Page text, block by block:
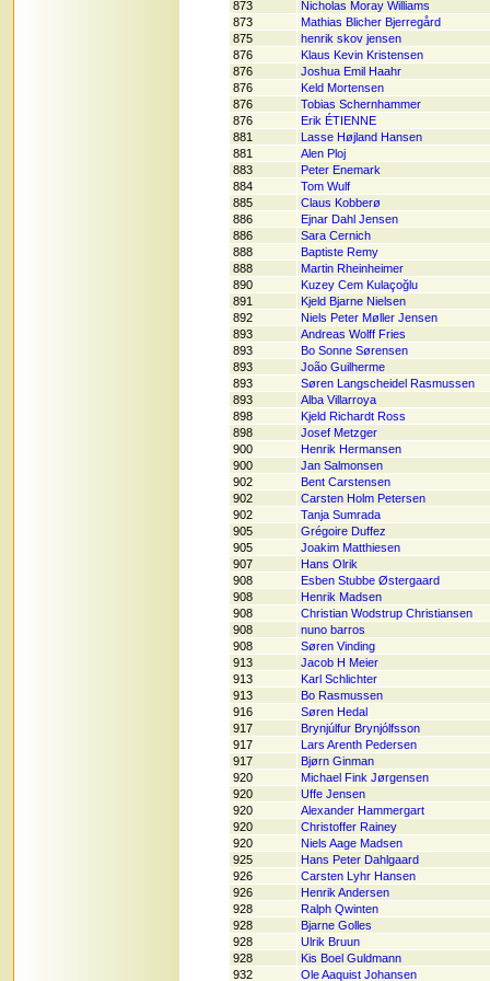
873
Nicholas Moray Williams
873
Mathias Blicher Bjerregård
875
henrik skov jensen
876
Klaus Kevin Kristensen
876
Joshua Emil Haahr
876
Keld Mortensen
876
Tobias Schernhammer
876
Erik ÉTIENNE
881
Lasse Højland Hansen
881
Alen Ploj
883
Peter Enemark
884
Tom Wulf
885
Claus Kobberø
886
Ejnar Dahl Jensen
886
Sara Cernich
888
Baptiste Remy
888
Martin Rheinheimer
890
Kuzey Cem Kulaçoğlu
891
Kjeld Bjarne Nielsen
892
Niels Peter Møller Jensen
893
Andreas Wolff Fries
893
Bo Sonne Sørensen
893
João Guilherme
893
Søren Langscheidel Rasmussen
893
Alba Villarroya
898
Kjeld Richardt Ross
898
Josef Metzger
900
Henrik Hermansen
900
Jan Salmonsen
902
Bent Carstensen
902
Carsten Holm Petersen
902
Tanja Sumrada
905
Grégoire Duffez
905
Joakim Matthiesen
907
Hans Olrik
908
Esben Stubbe Østergaard
908
Henrik Madsen
908
Christian Wodstrup Christiansen
908
nuno barros
908
Søren Vinding
913
Jacob H Meier
913
Karl Schlichter
913
Bo Rasmussen
916
Søren Hedal
917
Brynjúlfur Brynjólfsson
917
Lars Arenth Pedersen
917
Bjørn Ginman
920
Michael Fink Jørgensen
920
Uffe Jensen
920
Alexander Hammergart
920
Christoffer Rainey
920
Niels Aage Madsen
925
Hans Peter Dahlgaard
926
Carsten Lyhr Hansen
926
Henrik Andersen
928
Ralph Qwinten
928
Bjarne Golles
928
Ulrik Bruun
928
Kis Boel Guldmann
932
Ole Aaquist Johansen